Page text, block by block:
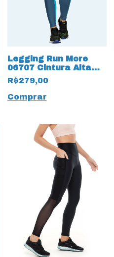
Legging Run More
06707 Cintura Alta
com Tecido Blocking
Azul
R$279,00
Comprar